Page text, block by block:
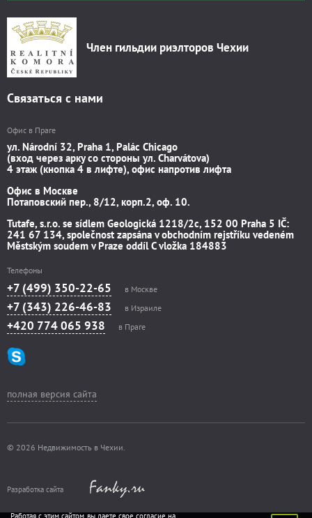
Член гильдии риэлторов Чехии
Связаться с нами
Офис в Праге
ул. Národní 32, Praha 1, Palác Chicago
(вход через арку со стороны ул. Charvátova)
4 этаж (кнопка 4 в лифте), офис напротив лифта
Офис в Москве
Потаповский пер., 8/12, корп.2, оф. 10.
Tutafe, s.r.o. se sídlem Geologická 1218/2c, 152 00 Praha 5 IČ:
241 67 134, společnost zapsána v obchodním rejstříku vedeném
Městským soudem v Praze oddíl C vložka 184883
Телефоны
+7 (499) 350-22-65 в Москве
+7 (343) 226-46-83 в Израиле
+420 774 065 938 в Праге
полная версия сайта
© 2026 Недвижимость в Чехии.
Разработка сайта
Работая с этим сайтом, вы даете свое согласие на